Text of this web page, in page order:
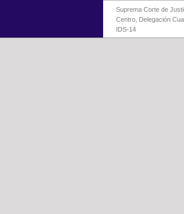
Suprema Corte de
Centro, Delegación
IDS-14